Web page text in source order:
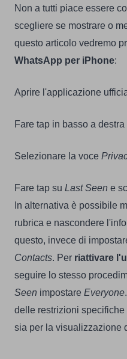
Non a tutti piace essere
scegliere se mostrare o
questo articolo vedremo
WhatsApp per iPhone:
Aprire l'applicazione
Fare tap in basso a destra
Selezionare la voce
Fare tap su Last Seen e
In alternativa è possibile
rubrica e nascondere
questo, invece di
Contacts. Per riattivare
seguire lo stesso
Seen impostare Everyone
delle restrizioni
sia per la visualizzazione